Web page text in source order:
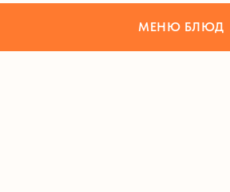
МЕНЮ БЛЮД